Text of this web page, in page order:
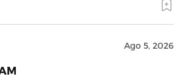
Ago 5, 2026